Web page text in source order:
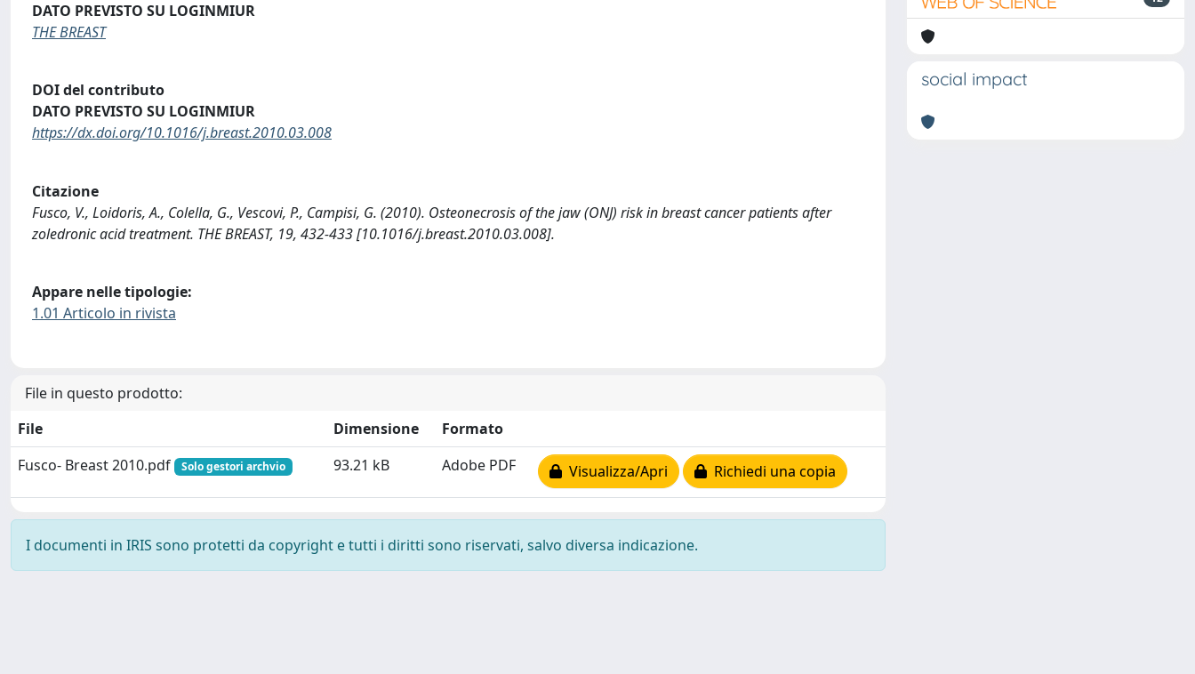
DATO PREVISTO SU LOGINMIUR
THE BREAST
DOI del contributo
DATO PREVISTO SU LOGINMIUR
https://dx.doi.org/10.1016/j.breast.2010.03.008
Citazione
Fusco, V., Loidoris, A., Colella, G., Vescovi, P., Campisi, G. (2010). Osteonecrosis of the jaw (ONJ) risk in breast cancer patients after
zoledronic acid treatment. THE BREAST, 19, 432-433 [10.1016/j.breast.2010.03.008].
Appare nelle tipologie:
1.01 Articolo in rivista
File in questo prodotto:
File
Dimensione
Formato
Fusco- Breast 2010.pdf
Solo gestori archvio 93.21 kB Adobe PDF Visualizza/Apri Richiedi una copia
I documenti in IRIS sono protetti da copyright e tutti i diritti sono riservati, salvo diversa indicazione.
social impact